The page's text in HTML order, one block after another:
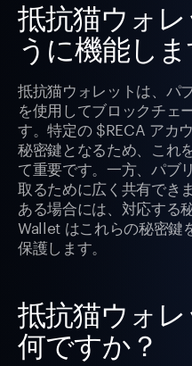
抵抗猫ウォ
うに機能しま
抵抗猫ウォレットは、パ
を使用してブロックチェ
す。特定の $RECA アカ
秘密鍵となるため、これ
て重要です。一方、パブ
取るために広く共有でき
ある場合には、対応する
Wallet はこれらの秘密鍵
保護します。
抵抗猫ウォ
何ですか？